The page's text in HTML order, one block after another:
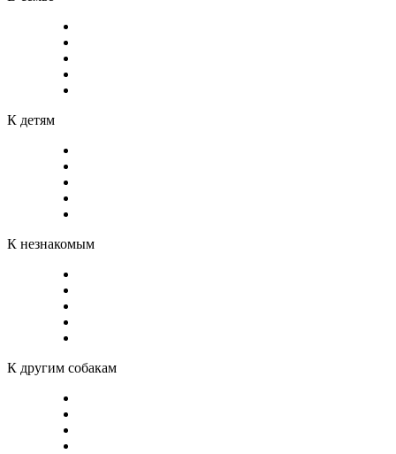
К детям
К незнакомым
К другим собакам